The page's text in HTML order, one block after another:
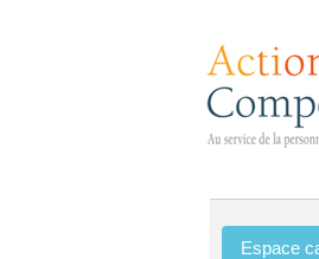
Espace